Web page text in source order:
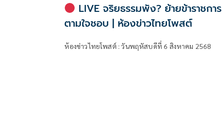
LIVE จริยธรรมพัง? ย้ายข้าราชการ
ตามใจชอบ | ห้องข่าวไทยโพสต์
ห้องข่าวไทยโพสต์ : วันพฤหัสบดีที่ 6 สิงหาคม 2568